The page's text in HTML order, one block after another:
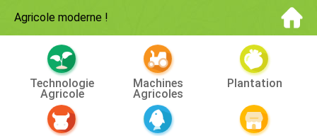
Agricole moderne !
Technologie
Agricole
Machines
Agricoles
Plantation